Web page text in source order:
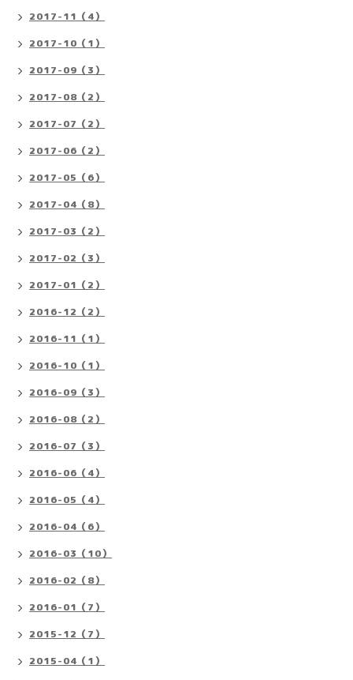
2017-11（4）
2017-10（1）
2017-09（3）
2017-08（2）
2017-07（2）
2017-06（2）
2017-05（6）
2017-04（8）
2017-03（2）
2017-02（3）
2017-01（2）
2016-12（2）
2016-11（1）
2016-10（1）
2016-09（3）
2016-08（2）
2016-07（3）
2016-06（4）
2016-05（4）
2016-04（6）
2016-03（10）
2016-02（8）
2016-01（7）
2015-12（7）
2015-04（1）